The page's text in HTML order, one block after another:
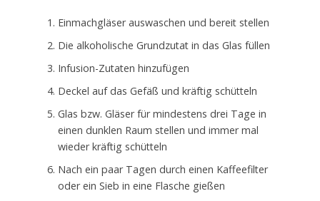
Einmachgläser auswaschen und bereit stellen
Die alkoholische Grundzutat in das Glas füllen
Infusion-Zutaten hinzufügen
Deckel auf das Gefäß und kräftig schütteln
Glas bzw. Gläser für mindestens drei Tage in
einen dunklen Raum stellen und immer mal
wieder kräftig schütteln
Nach ein paar Tagen durch einen Kaffeefilter
oder ein Sieb in eine Flasche gießen